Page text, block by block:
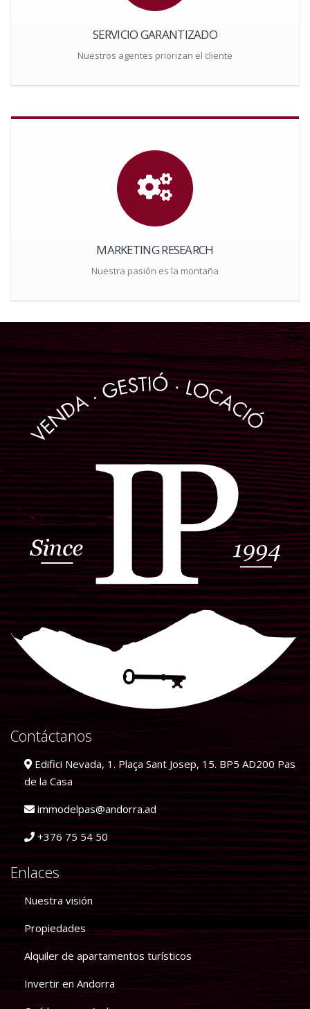
SERVICIO GARANTIZADO
Nuestros agentes priorizan el cliente
MARKETING RESEARCH
Nuestra pasión es la montaña
Contáctanos
Edifici Nevada, 1. Plaça Sant Josep, 15. BP5 AD200 Pas
de la Casa
immodelpas@andorra.ad
+376 75 54 50
Enlaces
Nuestra visión
Propiedades
Alquiler de apartamentos turísticos
Invertir en Andorra